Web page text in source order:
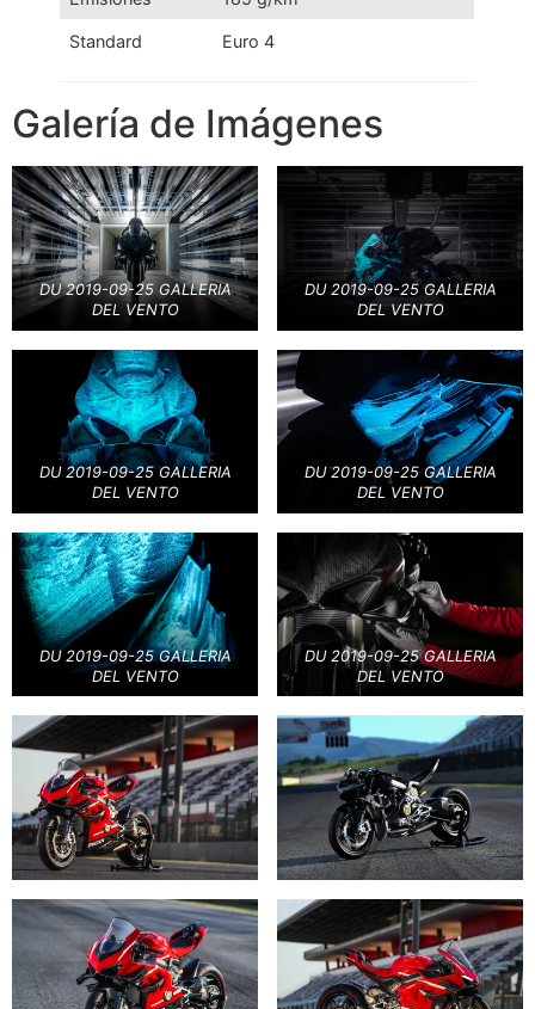
Standard Euro 4
Galería de Imágenes
DU 2019-09-25 GALLERIA
DEL VENTO
DU 2019-09-25 GALLERIA
DEL VENTO
DU 2019-09-25 GALLERIA
DEL VENTO
DU 2019-09-25 GALLERIA
DEL VENTO
DU 2019-09-25 GALLERIA
DEL VENTO
DU 2019-09-25 GALLERIA
DEL VENTO